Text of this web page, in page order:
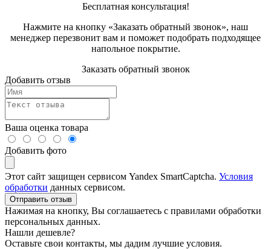
Бесплатная консультация!
Нажмите на кнопку «Заказать обратный звонок», наш
менеджер перезвонит вам и поможет подобрать подходящее
напольное покрытие.
Заказать обратный звонок
Добавить отзыв
Ваша оценка товара
Добавить фото
Этот сайт защищен сервисом Yandex SmartCaptcha. Условия
обработки данных сервисом.
Отправить отзыв
Нажимая на кнопку, Вы соглашаетесь с правилами обработки
персональных данных.
Нашли дешевле?
Оставьте свои контакты, мы дадим лучшие условия.